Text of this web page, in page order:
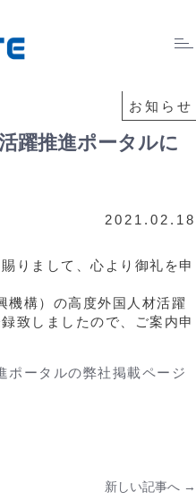
お知らせ
躍推進ポータルに
2021.02.18
りまして、心より御礼を申
機構）の高度外国人材活躍
致しましたので、ご案内申
ータルの弊社掲載ページ
新しい記事へ →